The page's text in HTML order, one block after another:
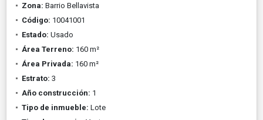
Zona: Barrio Bellavista
Código: 10041001
Estado: Usado
Área Terreno: 160 m²
Área Privada: 160 m²
Estrato: 3
Año construcción: 1
Tipo de inmueble: Lote